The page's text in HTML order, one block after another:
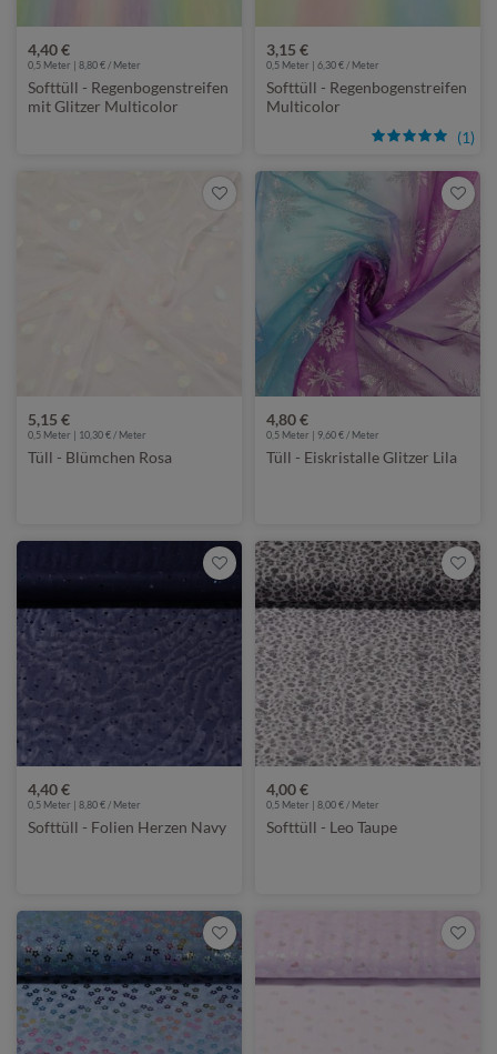
4,40 €
0,5 Meter | 8,80 € / Meter
Softtüll - Regenbogenstreifen
mit Glitzer Multicolor
3,15 €
(1)
0,5 Meter | 6,30 € / Meter
Softtüll - Regenbogenstreifen
Multicolor
5,15 €
0,5 Meter | 10,30 € / Meter
Tüll - Blümchen Rosa
4,80 €
0,5 Meter | 9,60 € / Meter
Tüll - Eiskristalle Glitzer Lila
4,40 €
0,5 Meter | 8,80 € / Meter
Softtüll - Folien Herzen Navy
4,00 €
0,5 Meter | 8,00 € / Meter
Softtüll - Leo Taupe